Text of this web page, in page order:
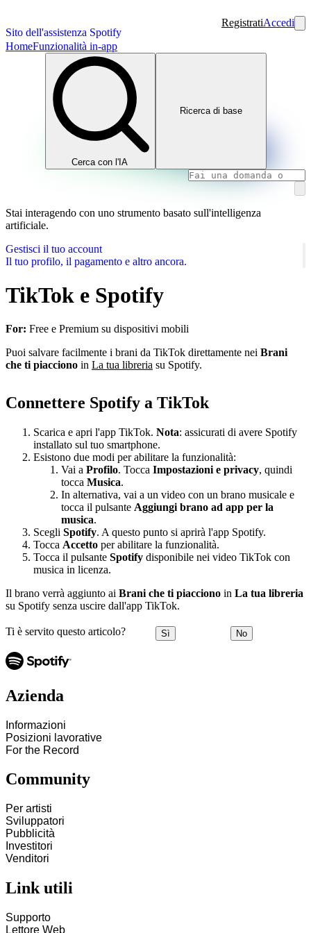
Sito dell'assistenza Spotify
RegistratiAccedi
HomeFunzionalità in-app
Cerca con l'IA
Ricerca di base
Stai interagendo con uno strumento basato sull'intelligenza
artificiale.
Gestisci il tuo account
Il tuo profilo, il pagamento e altro ancora.
TikTok e Spotify
For: Free e Premium su dispositivi mobili
Puoi salvare facilmente i brani da TikTok direttamente nei Brani
che ti piacciono in La tua libreria su Spotify.
Connettere Spotify a TikTok
Scarica e apri l'app TikTok. Nota: assicurati di avere Spotify
installato sul tuo smartphone.
Esistono due modi per abilitare la funzionalità:
Vai a Profilo. Tocca Impostazioni e privacy, quindi
tocca Musica.
In alternativa, vai a un video con un brano musicale e
tocca il pulsante Aggiungi brano ad app per la
musica.
Scegli Spotify. A questo punto si aprirà l'app Spotify.
Tocca Accetto per abilitare la funzionalità.
Tocca il pulsante Spotify disponibile nei video TikTok con
musica in licenza.
Il brano verrà aggiunto ai Brani che ti piacciono in La tua libreria
su Spotify senza uscire dall'app TikTok.
Ti è servito questo articolo? Sì No
Azienda
Informazioni
Posizioni lavorative
For the Record
Community
Per artisti
Sviluppatori
Pubblicità
Investitori
Venditori
Link utili
Supporto
Lettore Web